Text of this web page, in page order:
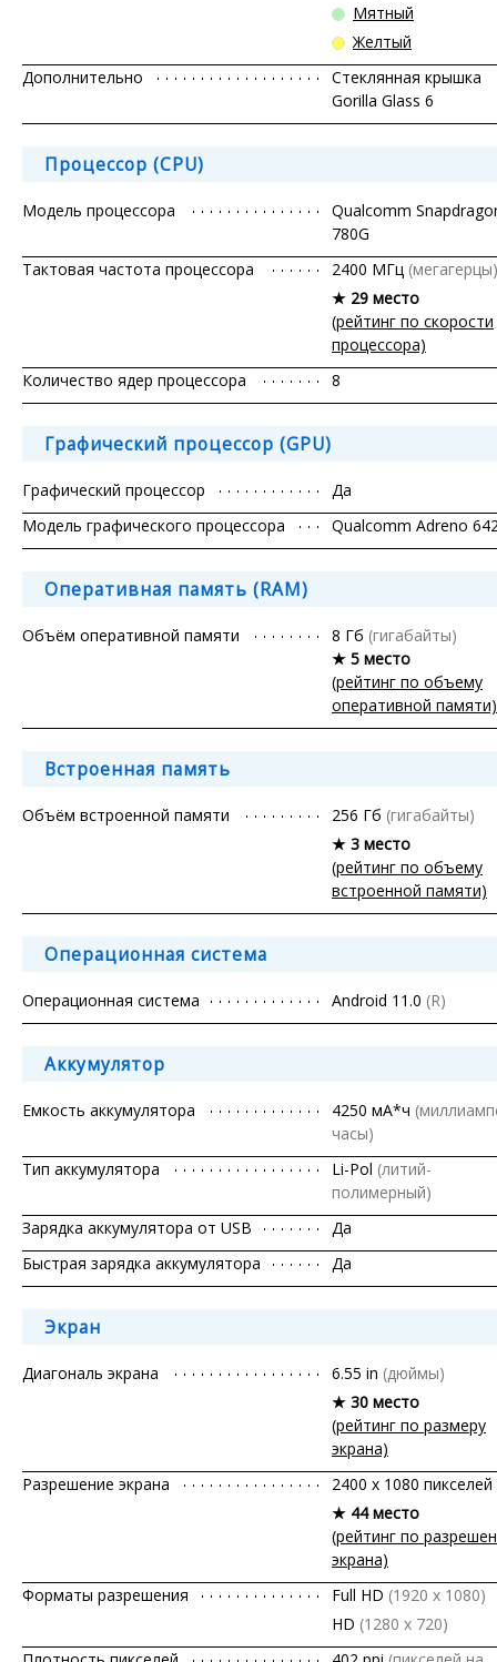
Мятный
Желтый
Дополнительно
Стеклянная крышка
Gorilla Glass 6
Процессор (CPU)
Модель процессора
Qualcomm
780G
Тактовая частота процессора
2400 МГц (мегагерцы)
★ 29 место
(рейтинг по скорости
процессора)
Количество ядер процессора
8
Графический процессор (GPU)
Графический процессор
Да
Модель графического процессора
Qualcomm Adreno
Оперативная память (RAM)
Объём оперативной памяти 8 Гб (гигабайты)
★ 5 место
(рейтинг по объему
оперативной памяти)
Встроенная память
Объём встроенной памяти 256 Гб (гигабайты)
★ 3 место
(рейтинг по объему
встроенной памяти)
Операционная система
Операционная система Android 11.0 (R)
Аккумулятор
Емкость аккумулятора 4250 мА*ч
часы)
Тип аккумулятора
Li-Pol (литий-
полимерный)
Зарядка аккумулятора от USB
Да
Быстрая зарядка аккумулятора
Да
Экран
Диагональ экрана 6.55 in (дюймы)
★ 30 место
(рейтинг по размеру
экрана)
Разрешение экрана
2400 x 1080 пикселей
★ 44 место
(рейтинг по
экрана)
Форматы разрешения
Full HD (1920 x 1080)
HD (1280 х 720)